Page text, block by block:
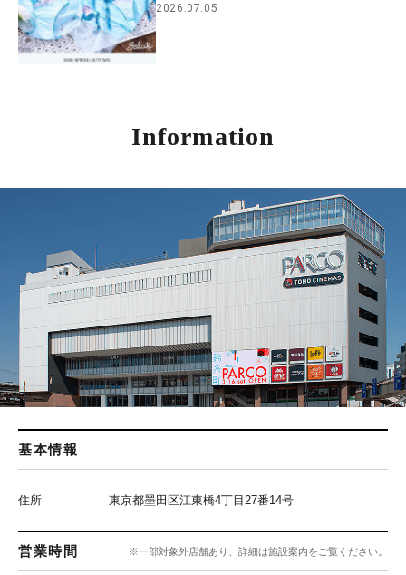
2026.07.05
Information
基本情報
住所 東京都墨田区江東橋4丁目27番14号
営業時間 ※一部対象外店舗あり、詳細は施設案内をご覧ください。